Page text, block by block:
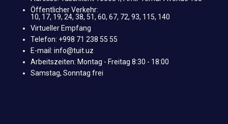
Öffentlicher Verkehr:
10, 17, 19, 24, 38, 51, 60, 67, 72, 93, 115, 140
Virtueller Empfang
Telefon: +998 71 238 55 55
E-mail: info@tuit.uz
Arbeitszeiten: Montag - Freitag 8:30 - 18:00
Samstag, Sonntag frei